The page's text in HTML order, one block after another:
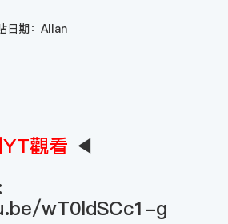
日期：Allan
觀看 ◀
wT0ldSCc1-g